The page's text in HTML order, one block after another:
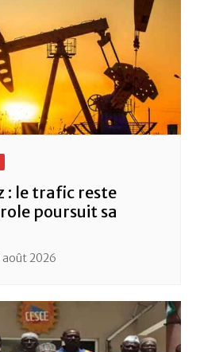
: le trafic reste
poursuit sa
août 2026